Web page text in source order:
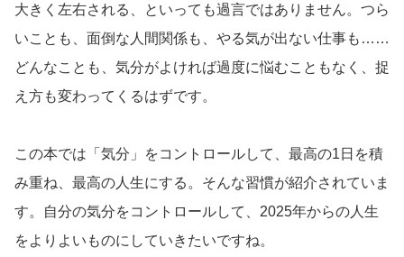
大きく左右される、といっても過言ではありません。つら
いことも、面倒な人間関係も、やる気が出ない仕事も……
どんなことも、気分がよければ過度に悩むこともなく、捉
え方も変わってくるはずです。
この本では「気分」をコントロールして、最高の1日を積
み重ね、最高の人生にする。そんな習慣が紹介されていま
す。自分の気分をコントロールして、2025年からの人生
をよりよいものにしていきたいですね。